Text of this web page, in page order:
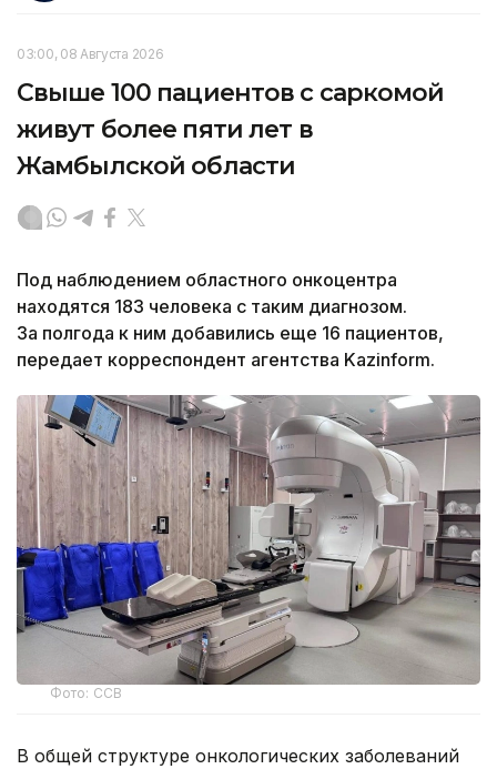
03:00, 08 Августа 2026
Свыше 100 пациентов с саркомой
живут более пяти лет в
Жамбылской области
Под наблюдением областного онкоцентра
находятся 183 человека с таким диагнозом.
За полгода к ним добавились еще 16 пациентов,
передает корреспондент агентства Kazinform.
Фото: ССВ
В общей структуре онкологических заболеваний